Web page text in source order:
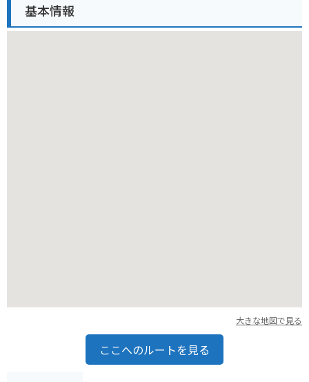
なエリアです。周辺には、丹波焼で有名な立杭焼の里や、秋の
紅葉が美しい高源寺など、観光スポットもたくさんあります。
基本情報
大きな地図で見る
ここへのルートを見る